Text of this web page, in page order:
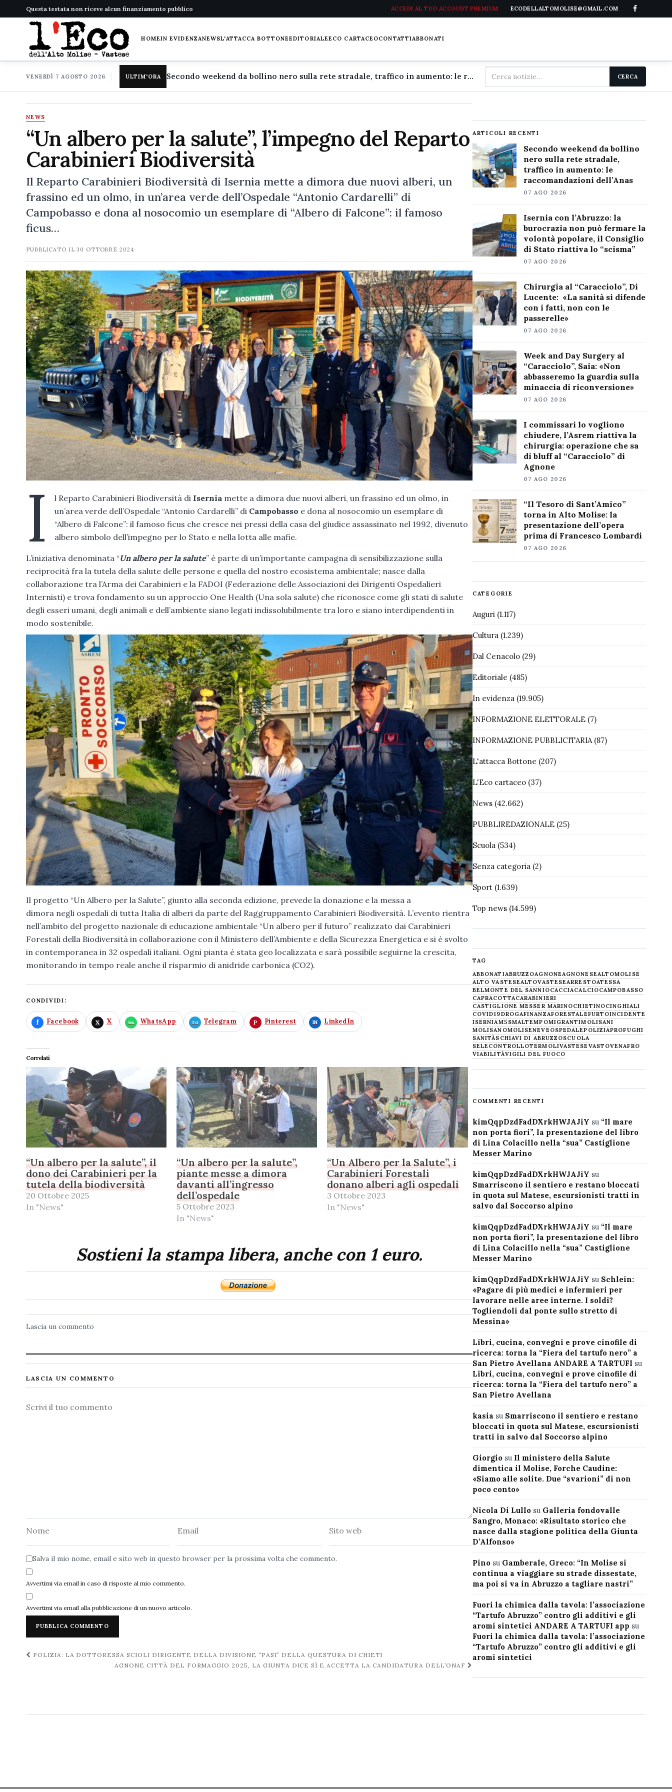
Questa testata non riceve alcun finanziamento pubblico ACCEDI AL TUO ACCOUNT PREMIUM ECODELLALTOMOLISE@GMAIL.COM
HOMEIN EVIDENZANEWSL'ATTACCA BOTTONEEDITORIALEECO CARTACEOCONTATTIABBONATI
VENERDÌ 7 AGOSTO 2026 ULTIM'ORA Secondo weekend da bollino nero sulla rete stradale, traffico in aumento: le raccomandazioni dell'Anas
Cerca
nel
CERCA
NEWS
“Un albero per la salute”, l’impegno del Reparto
Carabinieri Biodiversità
Il Reparto Carabinieri Biodiversità di Isernia mette a dimora due nuovi alberi, un
frassino ed un olmo, in un’area verde dell’Ospedale “Antonio Cardarelli” di
Campobasso e dona al nosocomio un esemplare di “Albero di Falcone”: il famoso
ficus…
PUBBLICATO IL30 OTTOBRE 2024
I l Reparto Carabinieri Biodiversità di Isernia mette a dimora due nuovi alberi, un frassino ed un olmo, in
un’area verde dell’Ospedale “Antonio Cardarelli” di Campobasso e dona al nosocomio un esemplare di
“Albero di Falcone”: il famoso ficus che cresce nei pressi della casa del giudice assassinato nel 1992, divenuto
albero simbolo dell’impegno per lo Stato e nella lotta alle mafie.
L’iniziativa denominata “Un albero per la salute” è parte di un’importante campagna di sensibilizzazione sulla
reciprocità fra la tutela della salute delle persone e quella del nostro ecosistema ambientale; nasce dalla
collaborazione tra l’Arma dei Carabinieri e la FADOI (Federazione delle Associazioni dei Dirigenti Ospedalieri
Internisti) e trova fondamento su un approccio One Health (Una sola salute) che riconosce come gli stati di salute
degli esseri umani, degli animali e dell’ambiente siano legati indissolubilmente tra loro e siano interdipendenti in
modo sostenibile.
Il progetto “Un Albero per la Salute”, giunto alla seconda edizione, prevede la donazione e la messa a
dimora negli ospedali di tutta Italia di alberi da parte del Raggruppamento Carabinieri Biodiversità. L’evento rientra
nell’ambito del progetto nazionale di educazione ambientale “Un albero per il futuro” realizzato dai Carabinieri
Forestali della Biodiversità in collaborazione con il Ministero dell’Ambiente e della Sicurezza Energetica e si è svolto
in contemporanea in 32 ospedali italiani. Ogni pianta è stata geo localizzata e sarà possibile seguirne la crescita,
monitorando in tempo reale anche il risparmio di anidride carbonica (CO2).
CONDIVIDI:
Facebook X WhatsApp Telegram Pinterest LinkedIn
Correlati
“Un albero per la salute”, il
dono dei Carabinieri per la
tutela della biodiversità
20 Ottobre 2025
In "News"
“Un albero per la salute”,
piante messe a dimora
davanti all’ingresso
dell’ospedale
5 Ottobre 2023
In "News"
“Un Albero per la Salute”, i
Carabinieri Forestali
donano alberi agli ospedali
3 Ottobre 2023
In "News"
Sostieni la stampa libera, anche con 1 euro.
Lascia un commento
LASCIA UN COMMENTO
Commento
Salva il mio nome, email e sito web in questo browser per la prossima volta che commento.
Avvertimi via email in caso di risposte al mio commento.
Avvertimi via email alla pubblicazione di un nuovo articolo.
Navigazione
POLIZIA: LA DOTTORESSA SCIOLI DIRIGENTE DELLA DIVISIONE “PASI” DELLA QUESTURA DI CHIETI
AGNONE CITTÀ DEL FORMAGGIO 2025, LA GIUNTA DICE SÌ E ACCETTA LA CANDIDATURA DELL’ONAF
ARTICOLI RECENTI
Secondo weekend da bollino
nero sulla rete stradale,
traffico in aumento: le
raccomandazioni dell’Anas
07 AGO 2026
Isernia con l’Abruzzo: la
burocrazia non può fermare la
volontà popolare, il Consiglio
di Stato riattiva lo “scisma”
07 AGO 2026
Chirurgia al “Caracciolo”, Di
Lucente: «La sanità si difende
con i fatti, non con le
passerelle»
07 AGO 2026
Week and Day Surgery al
“Caracciolo”, Saia: «Non
abbasseremo la guardia sulla
minaccia di riconversione»
07 AGO 2026
I commissari lo vogliono
chiudere, l’Asrem riattiva la
chirurgia: operazione che sa
di bluff al “Caracciolo” di
Agnone
07 AGO 2026
“Il Tesoro di Sant’Amico”
torna in Alto Molise: la
presentazione dell’opera
prima di Francesco Lombardi
07 AGO 2026
CATEGORIE
Auguri(1.117)
Cultura(1.239)
Dal Cenacolo(29)
Editoriale (485)
In evidenza(19.905)
INFORMAZIONE ELETTORALE(7)
INFORMAZIONE PUBBLICITARIA(87)
L'attacca Bottone (207)
L'Eco cartaceo(37)
News(42.662)
PUBBLIREDAZIONALE(25)
Scuola(534)
Senza categoria(2)
Sport(1.639)
Top news(14.599)
TAG
ABBONATIABRUZZOAGNONEAGNONESEALTOMOLISE
ALTO VASTESEALTOVASTESEARRESTOATESSA
BELMONTE DEL SANNIOCACCIACALCIOCAMPOBASSO
CAPRACOTTACARABINIERI
CASTIGLIONE MESSER MARINOCHIETINOCINGHIALI
COVID19DROGAFINANZAFORESTALEFURTOINCIDENTE
ISERNIAM5SMALTEMPOMIGRANTIMOLISANI
MOLISANOMOLISENEVE OSPEDALEPOLIZIAPROFUGHI
SANITÀSCHIAVI DI ABRUZZOSCUOLA
SELECONTROLLOTERMOLIVASTESE VASTOVENAFRO
VIABILITÀVIGILI DEL FUOCO
COMMENTI RECENTI
kimQqpDzdFadDXrkHWJAJiY su “Il mare
non porta fiori”, la presentazione del libro
di Lina Colacillo nella “sua” Castiglione
Messer Marino
kimQqpDzdFadDXrkHWJAJiY su
Smarriscono il sentiero e restano bloccati
in quota sul Matese, escursionisti tratti in
salvo dal Soccorso alpino
kimQqpDzdFadDXrkHWJAJiY su “Il mare
non porta fiori”, la presentazione del libro
di Lina Colacillo nella “sua” Castiglione
Messer Marino
kimQqpDzdFadDXrkHWJAJiY su Schlein:
«Pagare di più medici e infermieri per
lavorare nelle aree interne. I soldi?
Togliendoli dal ponte sullo stretto di
Messina»
Libri, cucina, convegni e prove cinofile di
ricerca: torna la “Fiera del tartufo nero” a
San Pietro Avellana ANDARE A TARTUFI su
Libri, cucina, convegni e prove cinofile di
ricerca: torna la “Fiera del tartufo nero” a
San Pietro Avellana
kasia su Smarriscono il sentiero e restano
bloccati in quota sul Matese, escursionisti
tratti in salvo dal Soccorso alpino
Giorgiosu Il ministero della Salute
dimentica il Molise, Forche Caudine:
«Siamo alle solite. Due “svarioni” di non
poco conto»
Nicola Di Lullosu Galleria fondovalle
Sangro, Monaco: «Risultato storico che
nasce dalla stagione politica della Giunta
D’Alfonso»
Pinosu Gamberale, Greco: “In Molise si
continua a viaggiare su strade dissestate,
ma poi si va in Abruzzo a tagliare nastri”
Fuori la chimica dalla tavola: l’associazione
“Tartufo Abruzzo” contro gli additivi e gli
aromi sintetici ANDARE A TARTUFI app su
Fuori la chimica dalla tavola: l’associazione
“Tartufo Abruzzo” contro gli additivi e gli
aromi sintetici